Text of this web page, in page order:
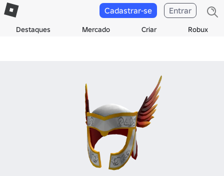
Destaques Mercado Criar Robux
Cadastrar-se Entrar